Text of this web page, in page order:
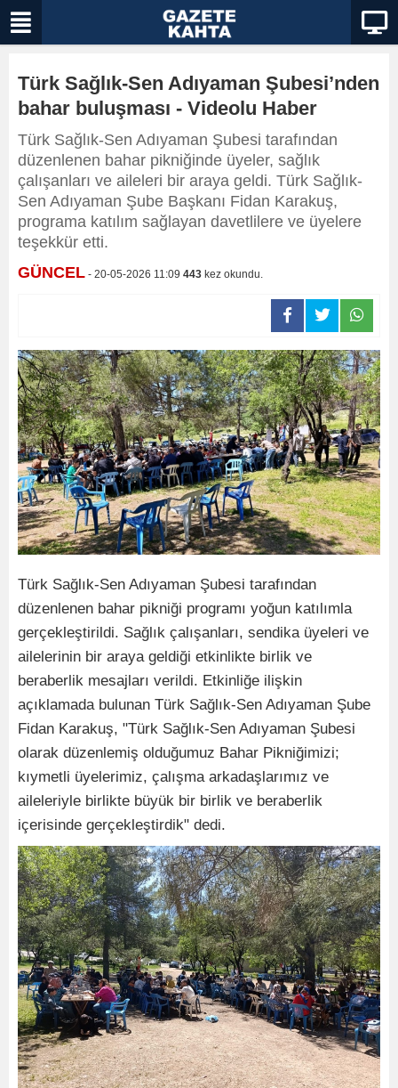
Türk Sağlık-Sen Adıyaman Şubesi’nden
bahar buluşması - Videolu Haber
Türk Sağlık-Sen Adıyaman Şubesi tarafından
düzenlenen bahar pikniğinde üyeler, sağlık
çalışanları ve aileleri bir araya geldi. Türk Sağlık-
Sen Adıyaman Şube Başkanı Fidan Karakuş,
programa katılım sağlayan davetlilere ve üyelere
teşekkür etti.
GÜNCEL - 20-05-2026 11:09 443 kez okundu.
Türk Sağlık-Sen Adıyaman Şubesi tarafından
düzenlenen bahar pikniği programı yoğun katılımla
gerçekleştirildi. Sağlık çalışanları, sendika üyeleri ve
ailelerinin bir araya geldiği etkinlikte birlik ve
beraberlik mesajları verildi. Etkinliğe ilişkin
açıklamada bulunan Türk Sağlık-Sen Adıyaman Şube
Fidan Karakuş, "Türk Sağlık-Sen Adıyaman Şubesi
olarak düzenlemiş olduğumuz Bahar Pikniğimizi;
kıymetli üyelerimiz, çalışma arkadaşlarımız ve
aileleriyle birlikte büyük bir birlik ve beraberlik
içerisinde gerçekleştirdik" dedi.